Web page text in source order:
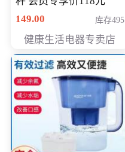
149.00
库存495
健康生活电器专卖店